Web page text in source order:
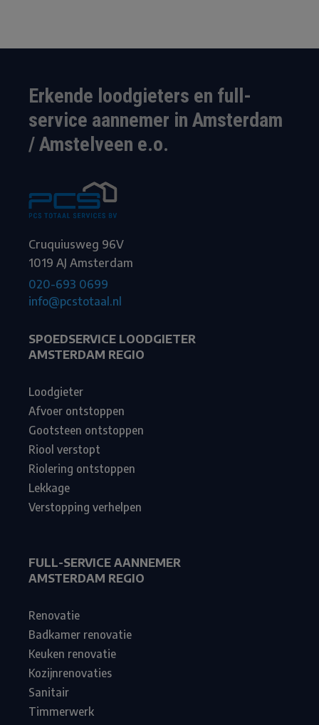
Erkende loodgieters en full-
service aannemer in Amsterdam
/ Amstelveen e.o.
Cruquiusweg 96V
1019 AJ Amsterdam
020-693 0699
info@pcstotaal.nl
SPOEDSERVICE LOODGIETER
AMSTERDAM REGIO
Loodgieter
Afvoer ontstoppen
Gootsteen ontstoppen
Riool verstopt
Riolering ontstoppen
Lekkage
Verstopping verhelpen
FULL-SERVICE AANNEMER
AMSTERDAM REGIO
Renovatie
Badkamer renovatie
Keuken renovatie
Kozijnrenovaties
Sanitair
Timmerwerk